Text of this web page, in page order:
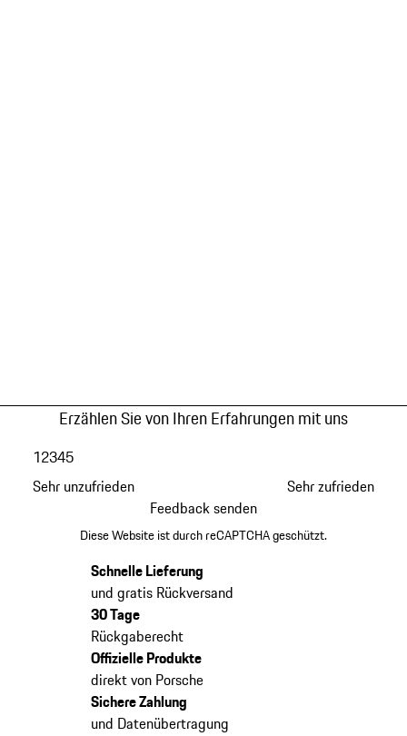
Erzählen Sie von Ihren Erfahrungen mit uns
Sehr unzufrieden
12345
Sehr zufrieden
Feedback senden
Diese Website ist durch reCAPTCHA geschützt.
Schnelle Lieferung
und gratis Rückversand
30 Tage
Rückgaberecht
Offizielle Produkte
direkt von Porsche
Sichere Zahlung
und Datenübertragung